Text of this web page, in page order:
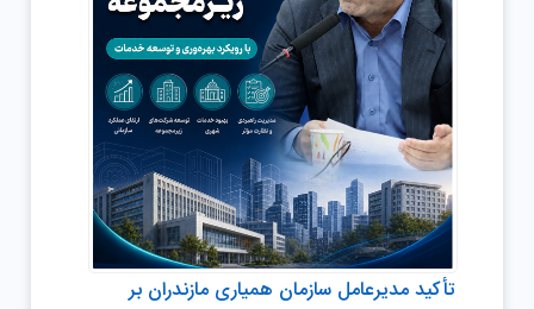
تأکید مدیرعامل سازمان همیاری مازندران بر